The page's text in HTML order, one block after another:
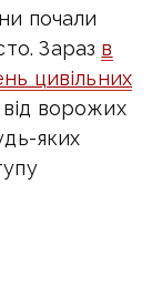
почали
Зараз в
цивільних
ворожих
яких